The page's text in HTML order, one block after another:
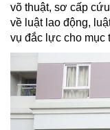
võ thuật, sơ cấp
về luật lao động,
vụ đắc lực cho mục